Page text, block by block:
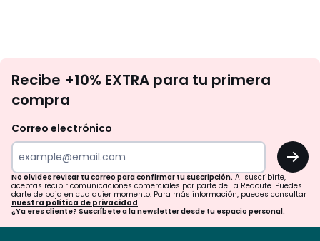
te
tu
para
confirmar
tu
suscripción.
Recibe +10% EXTRA para tu primera
compra
Correo electrónico
OK
No olvides revisar tu correo para confirmar tu suscripción. Al suscribirte,
aceptas recibir comunicaciones comerciales por parte de La Redoute. Puedes
darte de baja en cualquier momento. Para más información, puedes consultar
nuestra política de privacidad.
¿Ya eres cliente? Suscríbete a la newsletter desde tu espacio personal.